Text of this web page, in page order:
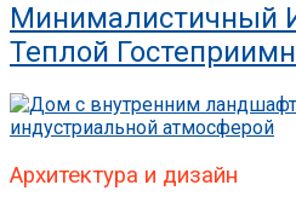
Минималистичный
Теплой
Архитектура и дизайн